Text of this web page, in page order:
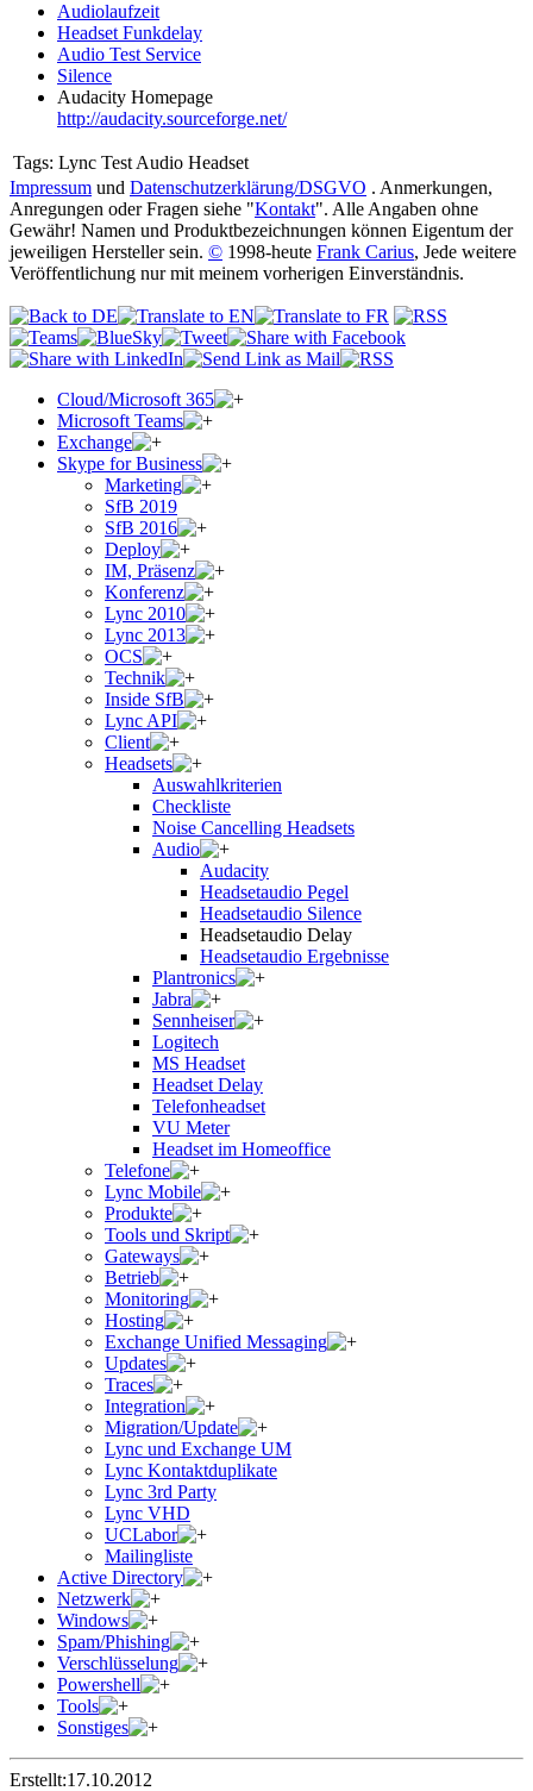
Audiolaufzeit
Headset Funkdelay
Audio Test Service
Silence
Audacity Homepage
http://audacity.sourceforge.net/
Tags: Lync Test Audio Headset
Impressum und Datenschutzerklärung/DSGVO . Anmerkungen,
Anregungen oder Fragen siehe "Kontakt". Alle Angaben ohne
Gewähr! Namen und Produktbezeichnungen können Eigentum der
jeweiligen Hersteller sein. © 1998-heute Frank Carius, Jede weitere
Veröffentlichung nur mit meinem vorherigen Einverständnis.
Cloud/Microsoft 365
Microsoft Teams
Exchange
Skype for Business
Marketing
SfB 2019
SfB 2016
Deploy
IM, Präsenz
Konferenz
Lync 2010
Lync 2013
OCS
Technik
Inside SfB
Lync API
Client
Headsets
Auswahlkriterien
Checkliste
Noise Cancelling Headsets
Audio
Audacity
Headsetaudio Pegel
Headsetaudio Silence
Headsetaudio Delay
Headsetaudio Ergebnisse
Plantronics
Jabra
Sennheiser
Logitech
MS Headset
Headset Delay
Telefonheadset
VU Meter
Headset im Homeoffice
Telefone
Lync Mobile
Produkte
Tools und Skript
Gateways
Betrieb
Monitoring
Hosting
Exchange Unified Messaging
Updates
Traces
Integration
Migration/Update
Lync und Exchange UM
Lync Kontaktduplikate
Lync 3rd Party
Lync VHD
UCLabor
Mailingliste
Active Directory
Netzwerk
Windows
Spam/Phishing
Verschlüsselung
Powershell
Tools
Sonstiges
Erstellt:17.10.2012